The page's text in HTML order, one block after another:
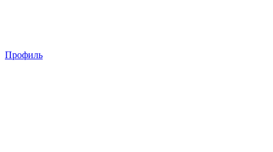
Профиль